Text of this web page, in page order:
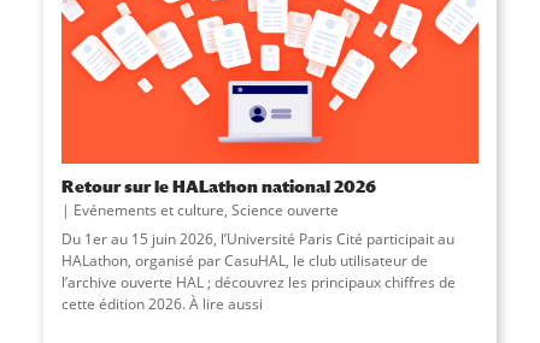
Retour sur le HALathon national 2026
Evénements et culture, Science ouverte
Du 1er au 15 juin 2026, l’Université Paris Cité participait au
HALathon, organisé par CasuHAL, le club utilisateur de
l’archive ouverte HAL ; découvrez les principaux chiffres de
cette édition 2026. À lire aussi